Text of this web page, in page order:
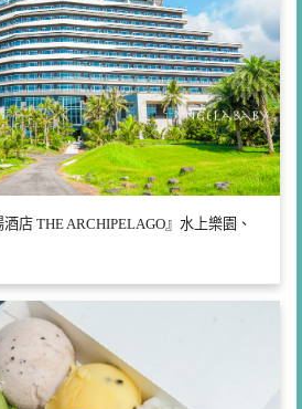
店 THE ARCHIPELAGO』水上樂園、